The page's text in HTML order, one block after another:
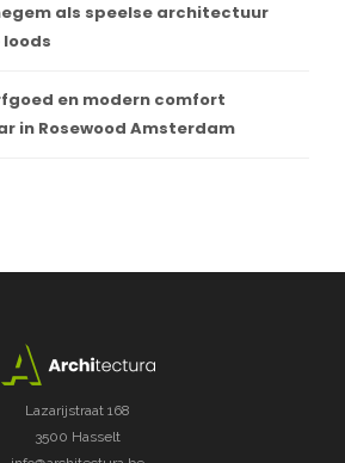
als speelse architectuur
en modern comfort
in Rosewood Amsterdam
Lazarijstraat 168
3500 Hasselt